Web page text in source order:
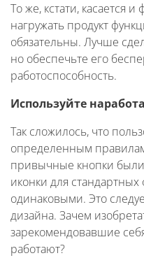
То же, кстати, касается
нагружать продукт
обязательны. Лучше
но обеспечьте его
работоспособность.
Используйте
Так сложилось, что
определенным
привычные кнопки
иконки для
одинаковыми. Это
дизайна. Зачем
зарекомендовавшие
работают?